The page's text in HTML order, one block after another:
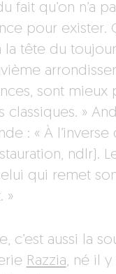
fait qu’on n’a
pour
la tête du
sont
classiques. »
: « À
ndlr).
qui remet
»
c’est aussi la
Razzia, né il y